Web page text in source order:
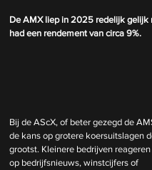
De AMX liep in 2025 redelijk gelijk
had een rendement van circa 9%.
Bij de AScX, of beter gezegd de
de kans op grotere koersuitslagen
grootst. Kleinere bedrijven
op bedrijfsnieuws, winstcijfers of